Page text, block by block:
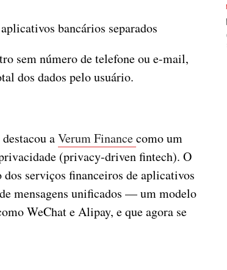
bancários separados
sem número de telefone ou e-mail,
dos dados pelo usuário.
aVerum Financecomo um
(privacy-driven fintech). O
serviços financeiros de aplicativos
mensagens unificados — um modelo
WeChat e Alipay, e que agora se